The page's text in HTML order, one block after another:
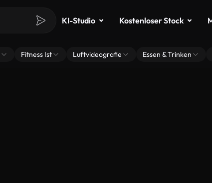
KI-Studio Kostenloser Stock
Fitness Ist Luftvideografie Essen & Trinken